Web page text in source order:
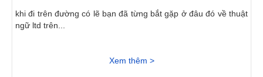
khi đi trên đường có lẽ bạn đã từng bắt gặp ở đâu đó về thuật
ngữ ltd trên...
Xem thêm >